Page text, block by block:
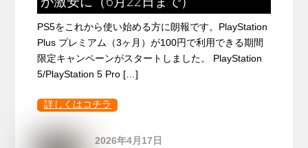
PS5をこれから使い始める方に朗報です。PlayStation
Plus プレミアム（3ヶ月）が100円で利用できる期間
限定キャンペーンがスタートしました。 PlayStation
5/PlayStation 5 Pro […]
詳しくはコチラ
2026年4月17日